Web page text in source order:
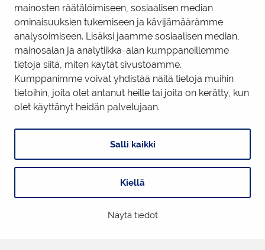
mainosten räätälöimiseen, sosiaalisen median
ominaisuuksien tukemiseen ja kävijämäärämme
analysoimiseen. Lisäksi jaamme sosiaalisen median,
mainosalan ja analytiikka-alan kumppaneillemme
tietoja siitä, miten käytät sivustoamme.
Kumppanimme voivat yhdistää näitä tietoja muihin
tietoihin, joita olet antanut heille tai joita on kerätty, kun
olet käyttänyt heidän palvelujaan.
Salli kaikki
Kiellä
Näytä tiedot
Business Tornio Facebook
Business Tornio LinkedIn
Tietosuojaseloste | Evästeiden hallinta